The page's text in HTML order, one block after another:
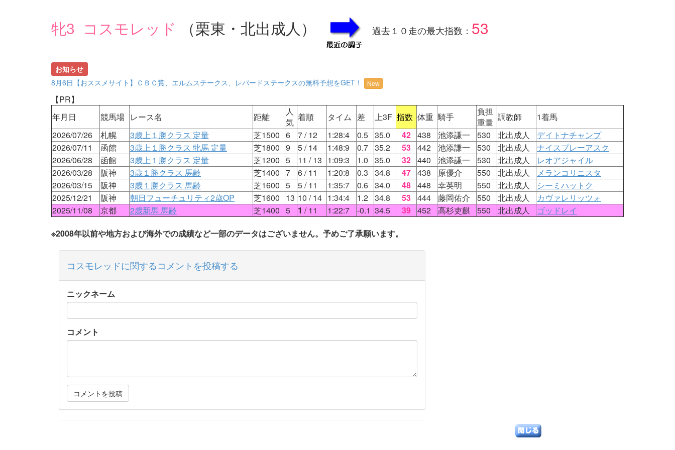
牝3 コスモレッド （栗東・北出成人） 過去１０走の最大指数： 53
お知らせ
8月6日【おススメサイト】ＣＢＣ賞、エルムステークス、レパードステークスの無料予想をGET！
New
【PR】
年月日
競馬場 レース名 距離
人
気 着順 タイム 差 上3F 指数 体重 騎手
負担
重量 調教師
1着馬
2026/07/26
札幌 3歳上１勝クラス 定量 芝1500 6 7/ 12 1:28:4 0.5 35.0 42 438 池添謙一 530 北出成人
デイトナチャンプ
2026/07/11
函館 3歳上１勝クラス 牝馬 定量 芝1800 9 5/ 14 1:48:9 0.7 35.2 53 442 池添謙一 530 北出成人
ナイスプレーアスク
2026/06/28
函館 3歳上１勝クラス 定量 芝1200 5 11 / 13 1:09:3 1.0 35.0 32 440 池添謙一 530 北出成人
レオアジャイル
2026/03/28
阪神 3歳１勝クラス 馬齢 芝1400 7 6/ 11 1:20:8 0.3 34.8 47 438 原優介 550 北出成人
メランコリニスタ
2026/03/15
阪神 3歳１勝クラス 馬齢 芝1600 5 5/ 11 1:35:7 0.6 34.0 48 448 幸英明 550 北出成人
シーミハットク
2025/12/21
阪神 朝日フューチュリティ2歳OP 芝1600 13 10 / 14 1:34:4 1.2 34.8 53 444 藤岡佑介 550 北出成人
カヴァレリッツォ
2025/11/08
京都 2歳新馬 馬齢 芝1400 5 1 / 11 1:22:7 -0.1 34.5 39 452 高杉吏麒 550 北出成人
ゴッドレイ
※2008年以前や地方および海外での成績など一部のデータはございません。予めご了承願います。
コスモレッドに関するコメントを投稿する
ニックネーム
コメント